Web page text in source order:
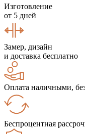
Изготовление
от 5 дней
Замер, дизайн
и доставка бесплатно
Оплата наличными,
Беспроцентная